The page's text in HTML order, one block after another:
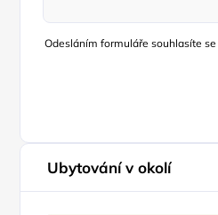
Odesláním formuláře souhlasíte se
Ubytování v okolí